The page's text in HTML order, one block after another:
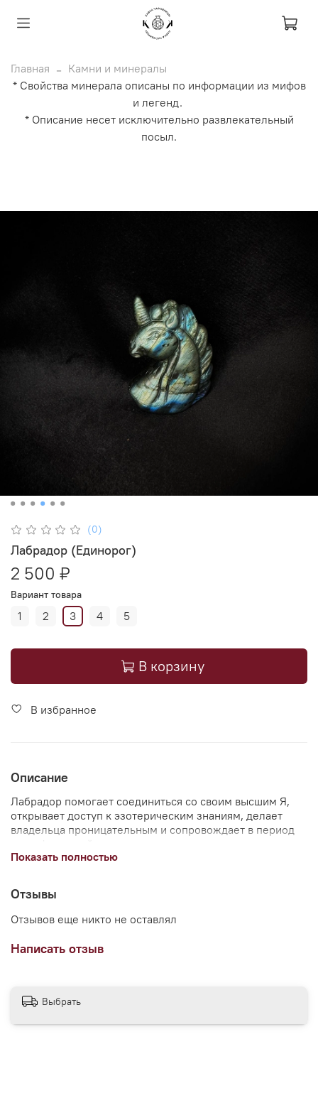
Главная
Камни и минералы
* Свойства минерала описаны по информации из мифов
и легенд.
* Описание несет исключительно развлекательный
посыл.
(0)
Лабрадор (Единорог)
2 500 ₽
Вариант товара
1 2 3 4 5
В корзину
В избранное
Описание
Лабрадор помогает соединиться со своим высшим Я,
открывает доступ к эзотерическим знаниям, делает
владельца проницательным и сопровождает в период
олицетворяет чистоту и добродетельность.
Показать полностью
Отзывы
Отзывов еще никто не оставлял
Написать отзыв
Выбрать